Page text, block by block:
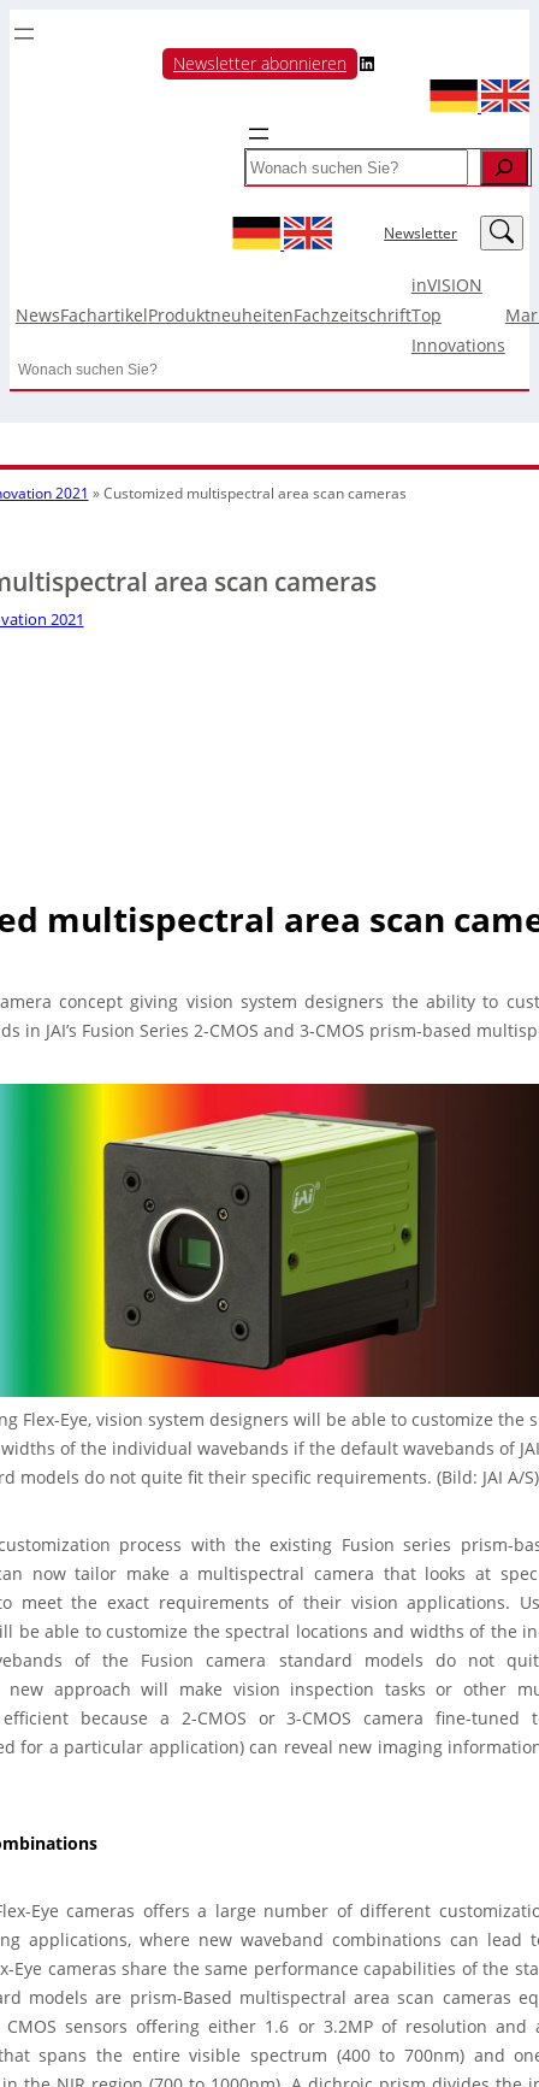
Newsletter abonnieren LinkedIn
Search
Newsletter LinkedIn
NewsFachartikelProduktneuheitenFachzeitschrift
inVISION
Top
Innovations
Search
2021 »Customized multispectral area scan cameras
area scan cameras
2021
multispectral area scan
concept giving vision system designers the ability to
in JAI’s Fusion Series 2-CMOS and 3-CMOS prism-based
Flex-Eye, vision system designers will be able to customize the
of the individual wavebands if the default wavebands of
models do not quite fit their specific requirements. (Bild: JAI A/S)
process with the existing Fusion series prism-
now tailor make a multispectral camera that looks at
meet the exact requirements of their vision applications.
be able to customize the spectral locations and widths of the
of the Fusion camera standard models do not
new approach will make vision inspection tasks or other
because a 2-CMOS or 3-CMOS camera fine-
for a particular application) can reveal new imaging
Eye cameras offers a large number of different
applications, where new waveband combinations can lead
Eye cameras share the same performance capabilities of the
models are prism-Based multispectral area scan cameras
CMOS sensors offering either 1.6 or 3.2MP of resolution
spans the entire visible spectrum (400 to 700nm) and